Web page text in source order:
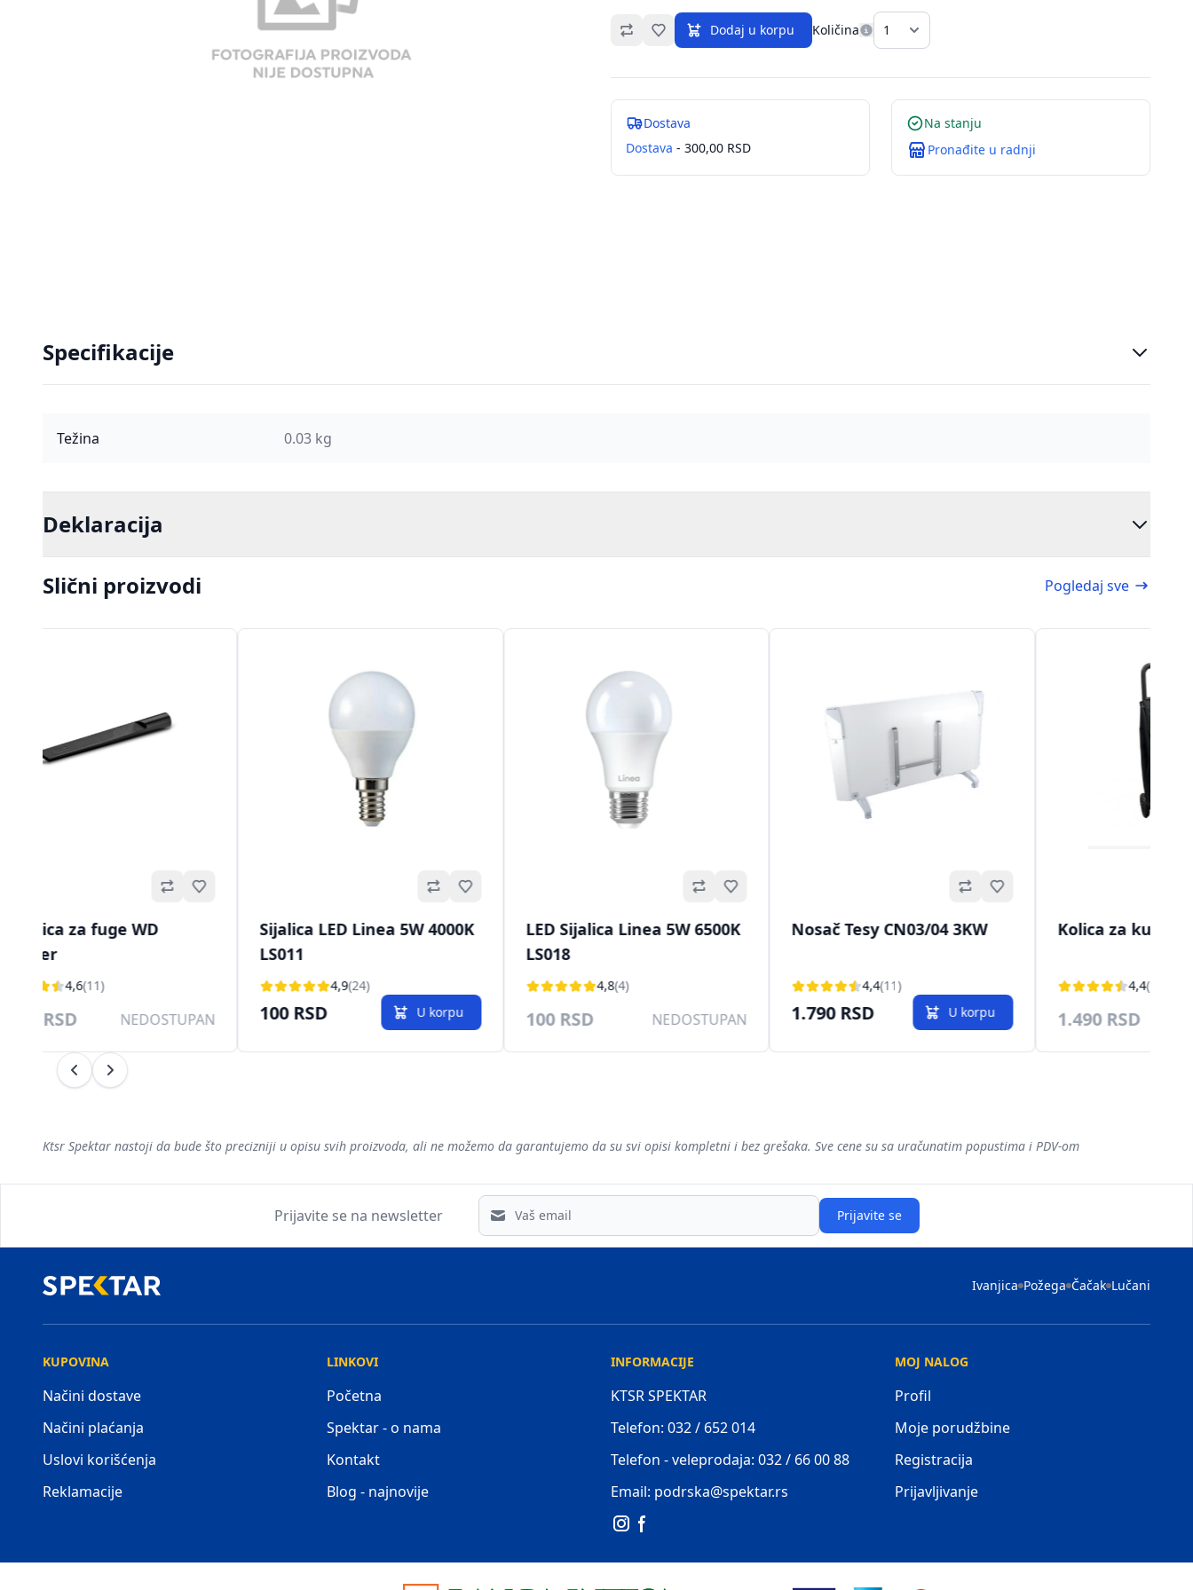
OmiljenoDodaj u korpu Količina
Dostava
Dostava - 300,00 RSD
Na stanju
Pronađite u radnji
Specifikacije
Težina 0.03 kg
Deklaracija
Slični proizvodi Pogledaj sve
Omiljeno
za fuge WD
4,6(11)
RSD NEDOSTUPAN
Omiljeno
Sijalica LED Linea 5W 4000K
LS011
4,9(24)
100 RSD U korpu
Omiljeno
LED Sijalica Linea 5W 6500K
LS018
4,8(4)
100 RSD NEDOSTUPAN
Omiljeno
Nosač Tesy CN03/04 3KW
4,4(11)
1.790 RSD U korpu
Kolica za
4,4(11)
1.490 RSD
Prethodni
Sledeći
Ktsr Spektar nastoji da bude što precizniji u opisu svih proizvoda, ali ne možemo da garantujemo da su svi opisi kompletni i bez grešaka. Sve cene su sa uračunatim popustima i PDV-om
Prijavite se na newsletter
Email address
Prijavite se
Ivanjica Požega Čačak Lučani
KUPOVINA
Načini dostave
Načini plaćanja
Uslovi korišćenja
Reklamacije
LINKOVI
Početna
Spektar - o nama
Kontakt
Blog - najnovije
INFORMACIJE
KTSR SPEKTAR
Telefon: 032 / 652 014
Telefon - veleprodaja: 032 / 66 00 88
Email: podrska@spektar.rs
MOJ NALOG
Profil
Moje porudžbine
Registracija
Prijavljivanje